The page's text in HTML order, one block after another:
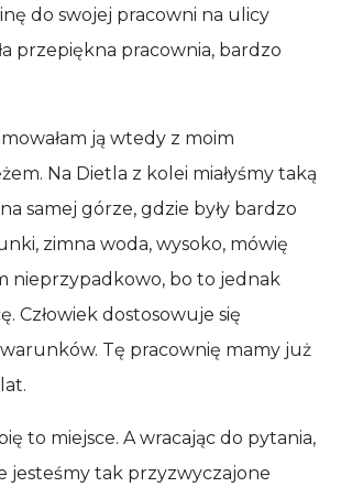
do swojej pracowni na ulicy
przepiękna pracownia, bardzo
ją wtedy z moim
Na Dietla z kolei miałyśmy taką
samej górze, gdzie były bardzo
zimna woda, wysoko, mówię
nieprzypadkowo, bo to jednak
Człowiek dostosowuje się
Tę pracownię mamy już
to miejsce. A wracając do pytania,
jesteśmy tak przyzwyczajone